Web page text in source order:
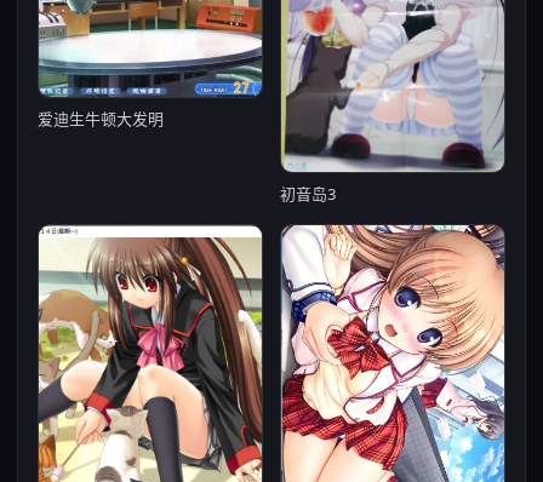
爱迪生牛顿大发明
初音岛3